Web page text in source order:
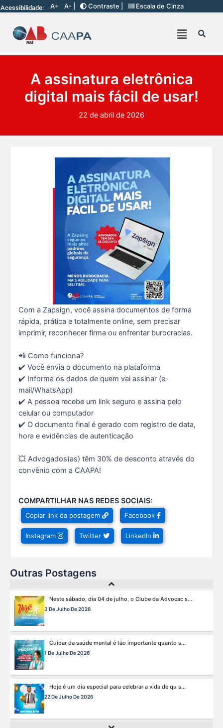
Acessibilidade: A+ A- | Contraste | Escala de Cinza
A assinatura eletrônica
digital mais fácil de usar!
22 de abril de 2026
Com a Zapsign, você assina documentos de forma
rápida, prática e totalmente online, sem precisar
imprimir, reconhecer firma ou enfrentar burocracias.
📲 Como funciona?
✔️ Você envia o documento na plataforma
✔️ Informa os dados de quem vai assinar (e-
mail/WhatsApp)
✔️ A pessoa recebe um link seguro e assina pelo
celular ou computador
✔️ O documento final é gerado com registro de data,
hora e evidências de autenticação
💥 Advogados(as) têm 30% de desconto através do
convênio com a CAAPA!
COMPARTILHAR NAS REDES SOCIAIS:
Copiar link da postagem Facebook
Instagram Twitter LinkedIn
Outras Postagens
Ganhar tempo, automatizar tarefas e aumentar a pro s...
Neste sábado, dia 04 de julho, o Clube da Advocac s...
Cuidar da saúde mental é tão importante quanto s...
1 De Julho De 2026
Hoje é um dia especial para celebrar a vida de qu s...
22 De Julho De 2026
Fim de semana tem endereço certo: Clube da Advoca s...
A saúde da mulher merece atenção especial em to s...
Na manhã de ontem, 14/07, o diretor de saúde da s...
15 De Julho De 2026
Cuidar da mente também é cuidar da carreira.
13 De Julho De 2026
O domingo perfeito tem endereço certo: Clube da A s...
O verão chegou, e o Clube da Advocacia está de p s...
Neste sábado, dia 04 de julho, o Clube da Advocac s...
3 De Julho De 2026
Cuidar da saúde mental é tão importante quanto s...
1 De Julho De 2026
Hoje é um dia especial para celebrar a vida de qu s...
22 De Julho De 2026